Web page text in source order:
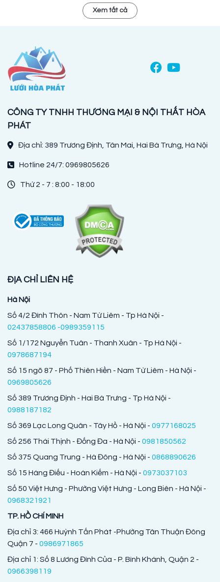
Xem tất cả
CÔNG TY TNHH THƯƠNG MẠI & NỘI THẤT HÒA
PHÁT
Địa chỉ: 389 Trương Định, Tân Mai, Hai Bà Trưng, Hà Nội
Hotline 24/7: 0969805626
Thứ 2 - 7 : 8:00 - 18:00
ĐỊA CHỈ LIÊN HỆ
Hà Nội
Số 4/2 Đình Thôn - Nam Từ Liêm - Tp Hà Nội -
02437858806 -0989359115
Số 1/172 Nguyễn Tuân - Thanh Xuân - Tp Hà Nội -
0978687194
Số 15 ngõ 87 - Phố Thiên Hiền - Nam Từ Liêm - Hà Nội -
0969805626
Số 389 Trương Định - Hai Bà Trưng - Tp Hà Nội -
0988187182
Số 369 Lạc Long Quân - Tây Hồ - Hà Nội - 0977168025
Số 256 Thái Thịnh - Đống Đa - Hà Nội - 0981850562
Số 375 Quang Trung - Hà Đông - Hà Nội - 0868890626
Số 15 Hàng Điếu - Hoàn Kiếm - Hà Nội - 0973037103
Số 50 Việt Hưng - Phường Việt Hưng - Long Biên - Hà Nội -
0968321921
TP. HỒ CHÍ MINH
Địa chỉ 3: 466 Huỳnh Tấn Phát -Phường Tân Thuận Đông
Quận 7 - 0986971865
Địa chỉ 1: Số 8 Lương Đình Của - P. Bình Khánh, Quận 2 -
0966398119